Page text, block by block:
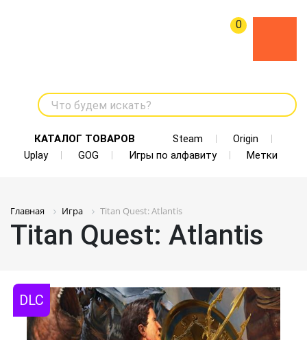
0
Что будем искать?
КАТАЛОГ ТОВАРОВ Steam
Origin
Uplay
GOG Игры по алфавиту Метки
Главная Игра Titan Quest: Atlantis
Titan Quest: Atlantis